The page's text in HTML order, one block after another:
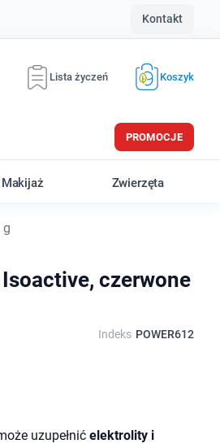
Kontakt
Lista życzeń Koszyk
PROMOCJE
Makijaż Zwierzęta
g
czerwone
Indeks POWER612
uzupełnićelektrolity i